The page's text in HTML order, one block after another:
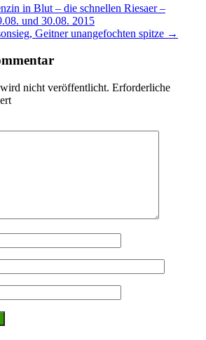
in Blut – die schnellen Riesaer –
und 30.08. 2015
Geitner unangefochten spitze →
nicht veröffentlicht. Erforderliche